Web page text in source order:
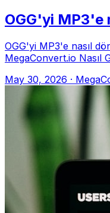
OGG'yi MP3'e
OGG'yi MP3'e nasıl
MegaConvert.io Nasıl Gidin megaconvert.io/tr/ogg-den-
May 30, 2026 ·